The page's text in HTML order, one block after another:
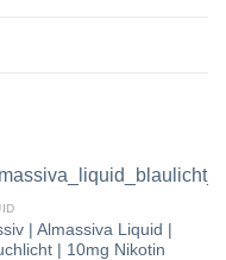
| Almassiva Liquid |
| 10mg Nikotin